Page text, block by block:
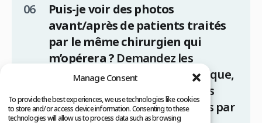
Manage Consent
To provide the best experiences, we use technologies like cookies
to store and/or access device information. Consenting to these
technologies will allow us to process data such as browsing
Puis-je voir des photos
avant/après de patients traités
par le même chirurgien qui
m’opérera ? Demandez les
résultats du chirurgien spécifique,
pas les cinq meilleurs résultats
globaux de la clinique obtenus par